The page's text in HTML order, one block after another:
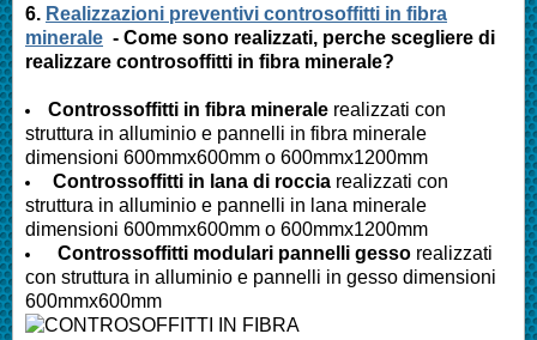
6. Realizzazioni preventivi controsoffitti in fibra
minerale - Come sono realizzati, perche scegliere di
realizzare controsoffitti in fibra minerale?
Controssoffitti in fibra minerale realizzati con
struttura in alluminio e pannelli in fibra minerale
dimensioni 600mmx600mm o 600mmx1200mm
Controssoffitti in lana di roccia realizzati con
struttura in alluminio e pannelli in lana minerale
dimensioni 600mmx600mm o 600mmx1200mm
Controssoffitti modulari pannelli gesso realizzati
con struttura in alluminio e pannelli in gesso dimensioni
600mmx600mm